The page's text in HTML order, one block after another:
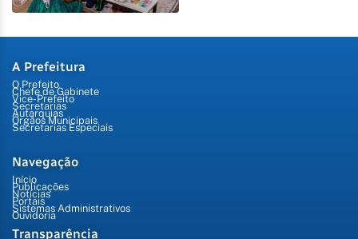
A Prefeitura
O Prefeito
Chefe de Gabinete
Vice-Prefeito
Secretarias
Autarquias
Órgãos Municipais
Secretarias Especiais
Navegação
Início
Publicações
Notícias
Portais
Sistemas Administrativos
Ouvidoria
Transparência